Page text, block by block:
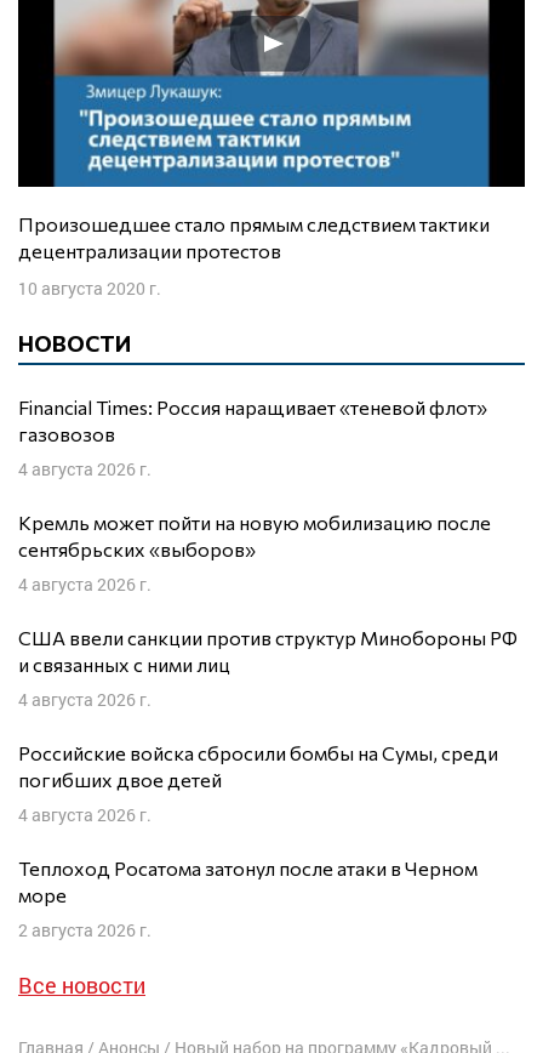
Произошедшее стало прямым следствием тактики
децентрализации протестов
10 августа 2020 г.
НОВОСТИ
Financial Times: Россия наращивает «теневой флот»
газовозов
4 августа 2026 г.
Кремль может пойти на новую мобилизацию после
сентябрьских «выборов»
4 августа 2026 г.
США ввели санкции против структур Минобороны РФ
и связанных с ними лиц
4 августа 2026 г.
Российские войска сбросили бомбы на Сумы, среди
погибших двое детей
4 августа 2026 г.
Теплоход Росатома затонул после атаки в Черном
море
2 августа 2026 г.
Все новости
Главная / Анонсы / Новый набор на программу «Кадровый резерв свободной России»